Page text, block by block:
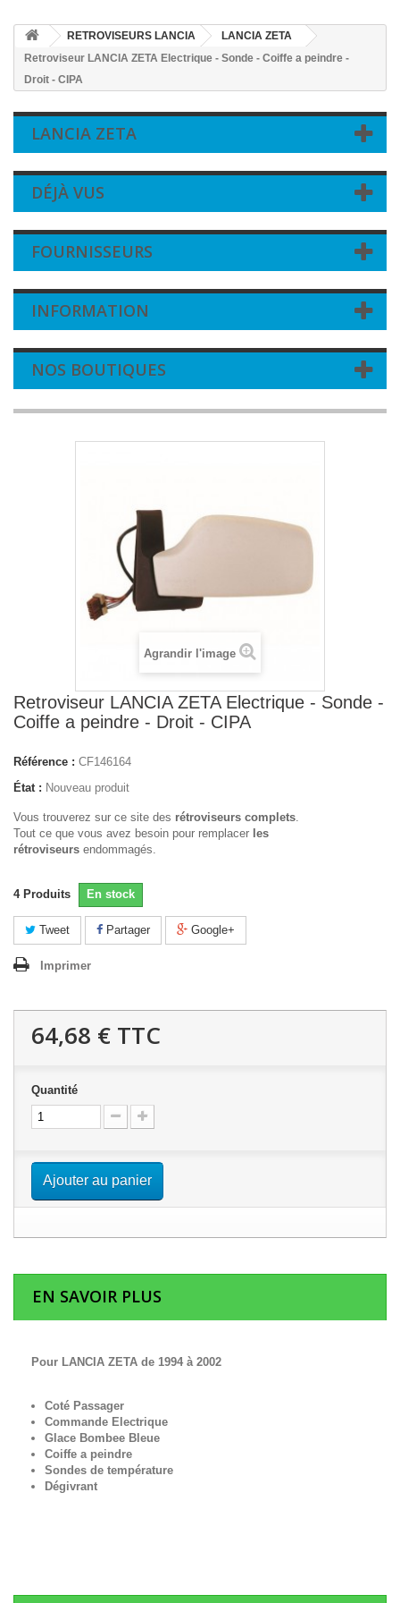
RETROVISEURS LANCIA
LANCIA ZETA
Retroviseur LANCIA ZETA Electrique - Sonde - Coiffe a peindre -
Droit - CIPA
LANCIA ZETA
DÉJÀ VUS
FOURNISSEURS
INFORMATION
NOS BOUTIQUES
Agrandir l'image
Retroviseur LANCIA ZETA Electrique - Sonde -
Coiffe a peindre - Droit - CIPA
Référence : CF146164
État : Nouveau produit
Vous trouverez sur ce site des rétroviseurs complets.
Tout ce que vous avez besoin pour remplacer les
rétroviseurs endommagés.
4 Produits En stock
Tweet Partager Google+
Imprimer
64,68 € TTC
Quantité
Ajouter au panier
EN SAVOIR PLUS
Pour LANCIA ZETA de 1994 à 2002
Coté Passager
Commande Electrique
Glace Bombee Bleue
Coiffe a peindre
Sondes de température
Dégivrant